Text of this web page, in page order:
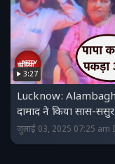
3:27
Lucknow:
दामाद ने किया सास-
जुलाई 03, 2025 07:25 am